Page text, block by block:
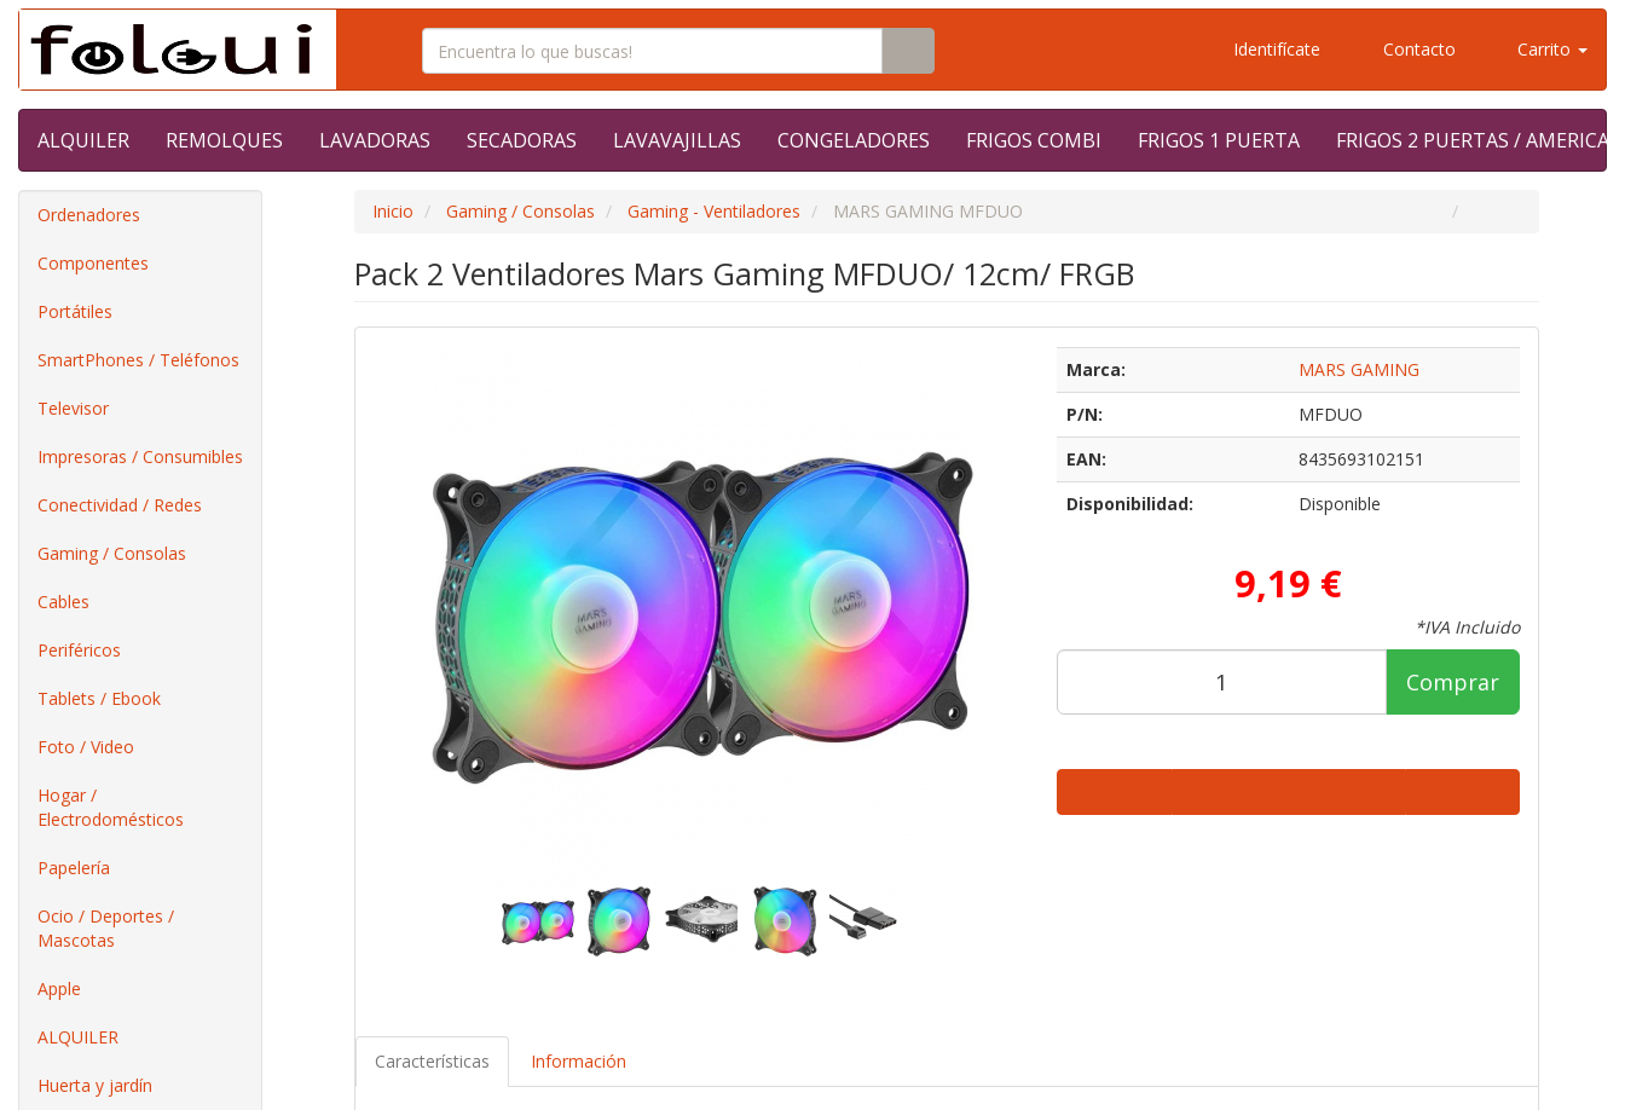
Identifícate Contacto Carrito
ALQUILER REMOLQUES LAVADORAS SECADORAS LAVAVAJILLAS CONGELADORES FRIGOS COMBI FRIGOS 1 PUERTA FRIGOS 2 PUERTAS /
Ordenadores
Componentes
Portátiles
SmartPhones / Teléfonos
Televisor
Impresoras / Consumibles
Conectividad / Redes
Gaming / Consolas
Cables
Periféricos
Tablets / Ebook
Foto / Video
Hogar /
Electrodomésticos
Papelería
Ocio / Deportes /
Mascotas
Apple
ALQUILER
Huerta y jardín
Inicio Gaming / Consolas Gaming - Ventiladores MARS GAMING MFDUO
Pack 2 Ventiladores Mars Gaming MFDUO/ 12cm/ FRGB
Marca:
MARS GAMING
P/N:
MFDUO
EAN:
8435693102151
Disponibilidad:
Disponible
9,19 €
*IVA Incluido
Comprar
Características Información